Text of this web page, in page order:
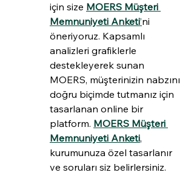
için size MOERS Müşteri
Memnuniyeti Anketi’ni
öneriyoruz. Kapsamlı
analizleri grafiklerle
destekleyerek sunan
MOERS, müşterinizin nabzını
doğru biçimde tutmanız için
tasarlanan online bir
platform. MOERS Müşteri
Memnuniyeti Anketi,
kurumunuza özel tasarlanır
ve soruları siz belirlersiniz.